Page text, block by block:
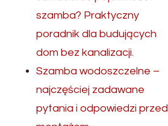
szamba? Praktyczny
poradnik dla budujących
dom bez kanalizacji.
Szamba wodoszczelne –
najczęściej zadawane
pytania i odpowiedzi przed